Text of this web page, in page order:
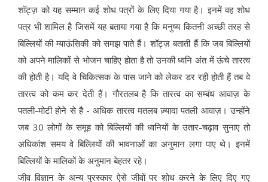
शॉट्ज़ को यह सम्मान कई शोध पत्रों के लिए दिया गया है। इनमें वह शोध
पत्र भी शामिल है जिसमें यह बताया गया है कि मनुष्य कितनी अच्छी तरह से
बिल्लियों की म्याऊंसिकी को समझ पाते हैं। शॉट्ज़ बताती हैं कि जब बिल्लियों
को अपने मालिकों से भोजन चाहिए होता है तो उनकी ध्वनि अंत में ऊंचे तारत्व
की होती है। यदि वे चिकित्सक के पास जाने को लेकर डर रही होती हैं तब वे
तारत्व को कम कर देती हैं। गौरतलब है कि तारत्व का सम्बंध आवाज़ के
पतली-मोटी होने से है - अधिक तारत्व मतलब ज़्यादा पतली आवाज़। उन्होंने
जब 30 लोगों के समूह को बिल्लियों की ध्वनियों के उतार-चढ़ाव सुनाए तो
अधिकांश समय वे बिल्लियों की भावनाओं का अनुमान लगा पाए थे। इनमें
बिल्लियों के मालिकों के अनुमान बेहतर रहे।
जीव विज्ञान के अन्य पुरस्कार ऐसे जीवों पर शोध करने के लिए दिए गए